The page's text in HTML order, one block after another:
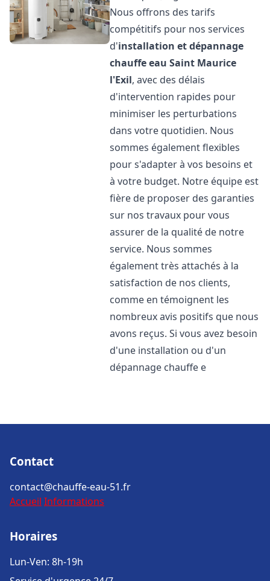
Nous offrons des tarifs
compétitifs pour nos services
d'installation et dépannage
chauffe eau Saint Maurice
l'Exil, avec des délais
d'intervention rapides pour
minimiser les perturbations
dans votre quotidien. Nous
sommes également flexibles
pour s'adapter à vos besoins et
à votre budget. Notre équipe est
fière de proposer des garanties
sur nos travaux pour vous
assurer de la qualité de notre
service. Nous sommes
également très attachés à la
satisfaction de nos clients,
comme en témoignent les
nombreux avis positifs que nous
avons reçus. Si vous avez besoin
d'une installation ou d'un
dépannage chauffe e
Contact
contact@chauffe-eau-51.fr
Accueil Informations
Horaires
Lun-Ven: 8h-19h